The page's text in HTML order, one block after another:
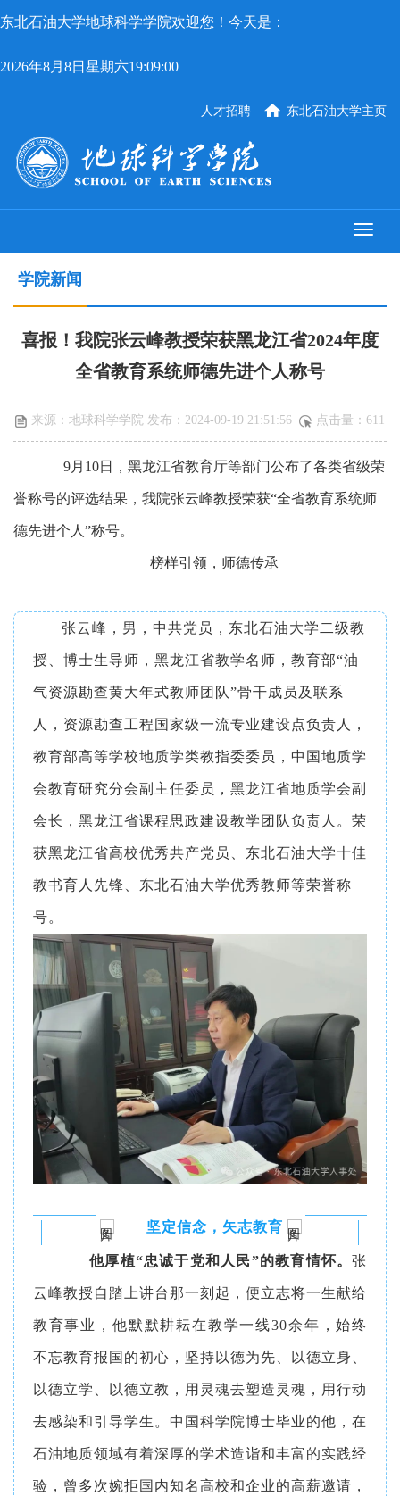
东北石油大学地球科学学院欢迎您！今天是：
2026年8月8日星期六19:09:00
东北石油大学主页
人才招聘
学院新闻
喜报！我院张云峰教授荣获黑龙江省2024年度
全省教育系统师德先进个人称号
来源：地球科学学院 发布：2024-09-19 21:51:56 点击量： 611
9月10日，黑龙江省教育厅等部门公布了各类省级荣
誉称号的评选结果，我院张云峰教授荣获“全省教育系统师
德先进个人”称号。
榜样引领，师德传承
张云峰，男，中共党员，东北石油大学二级教
授、博士生导师，黑龙江省教学名师，教育部“油
气资源勘查黄大年式教师团队”骨干成员及联系
人，资源勘查工程国家级一流专业建设点负责人，
教育部高等学校地质学类教指委委员，中国地质学
会教育研究分会副主任委员，黑龙江省地质学会副
会长，黑龙江省课程思政建设教学团队负责人。荣
获黑龙江省高校优秀共产党员、东北石油大学十佳
教书育人先锋、东北石油大学优秀教师等荣誉称
号。
坚定信念，矢志教育
他厚植“忠诚于党和人民”的教育情怀。张
云峰教授自踏上讲台那一刻起，便立志将一生献给
教育事业，他默默耕耘在教学一线30余年，始终
不忘教育报国的初心，坚持以德为先、以德立身、
以德立学、以德立教，用灵魂去塑造灵魂，用行动
去感染和引导学生。中国科学院博士毕业的他，在
石油地质领域有着深厚的学术造诣和丰富的实践经
验，曾多次婉拒国内知名高校和企业的高薪邀请，